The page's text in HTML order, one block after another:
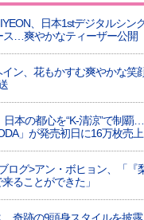
、日本1stデジタルシン
ス…爽やかなティーザー公開
イン、花もかすむ爽やかな
日本の都心を“K-清涼”で制
」が発売初日に16万枚売
ログ>アン・ボヒョン、「『
ることができた」